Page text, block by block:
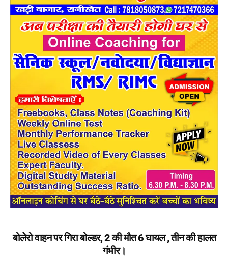
बोलेरो वाहन पर गिरा बोल्डर, 2 की मौत 6 घायल , तीन की हालत
गंभीर।